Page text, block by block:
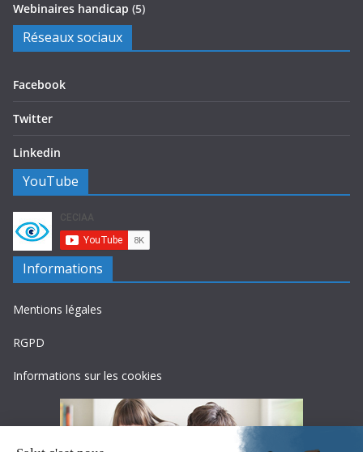
Webinaires handicap (5)
Réseaux sociaux
Facebook
Twitter
Linkedin
YouTube
Informations
Mentions légales
RGPD
Informations sur les cookies